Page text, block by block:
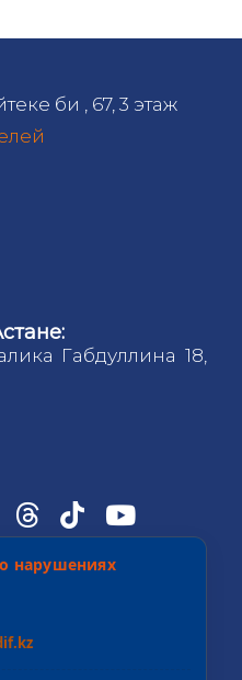
би , 67, 3 этаж
Габдуллина 18,
нарушениях